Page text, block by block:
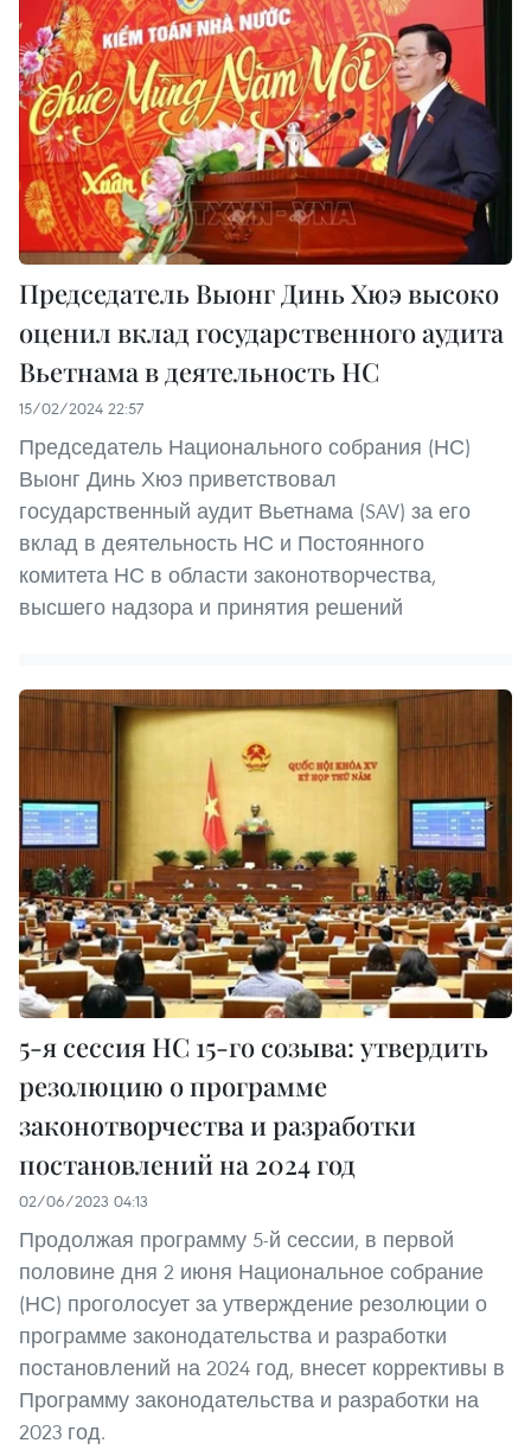
Председатель Выонг Динь Хюэ высоко
оценил вклад государственного аудита
Вьетнама в деятельность НС
15/02/2024 22:57
Председатель Национального собрания (НС)
Выонг Динь Хюэ приветствовал
государственный аудит Вьетнама (SAV) за его
вклад в деятельность НС и Постоянного
комитета НС в области законотворчества,
высшего надзора и принятия решений
5-я сессия НС 15-го созыва: утвердить
резолюцию о программе
законотворчества и разработки
постановлений на 2024 год
02/06/2023 04:13
Продолжая программу 5-й сессии, в первой
половине дня 2 июня Национальное собрание
(НС) проголосует за утверждение резолюции о
программе законодательства и разработки
постановлений на 2024 год, внесет коррективы в
Программу законодательства и разработки на
2023 год.